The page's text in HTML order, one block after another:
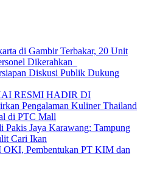
di Gambir Terbakar, 20 Unit
Dikerahkan
Diskusi Publik Dukung
RESMI HADIR DI
Pengalaman Kuliner Thailand
di PTC Mall
Pakis Jaya Karawang: Tampung
Cari Ikan
Pembentukan PT KIM dan